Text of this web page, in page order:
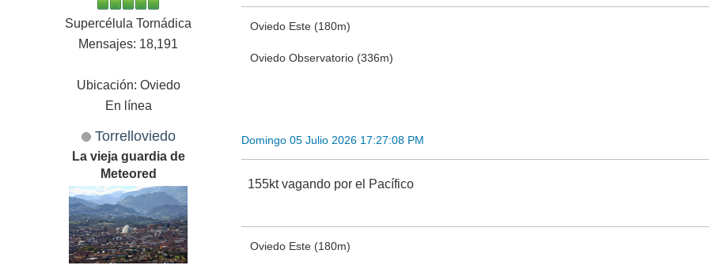
Supercélula Tornádica
Mensajes: 18,191
Ubicación: Oviedo
En línea
Oviedo Este (180m)
Oviedo Observatorio (336m)
Torrelloviedo
La vieja guardia de
Meteored
Domingo 05 Julio 2026 17:27:08 PM
155kt vagando por el Pacífico
Oviedo Este (180m)